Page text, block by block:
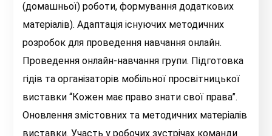
(домашньої) роботи, формування додаткових
матеріалів). Адаптація існуючих методичних
розробок для проведення навчання онлайн.
Проведення онлайн-навчання групи. Підготовка
гідів та організаторів мобільної просвітницької
виставки “Кожен має право знати свої права”.
Оновлення змістовних та методичних матеріалів
виставки. Участь у робочих зустрічах команди